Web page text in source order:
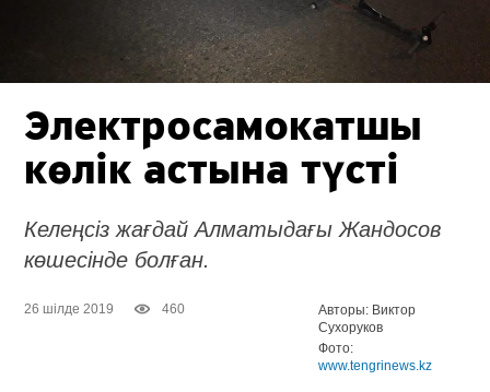
Электросамокатшы
көлік астына түсті
Келеңсіз жағдай Алматыдағы Жандосов
көшесінде болған.
26 шілде 2019 460
Авторы: Виктор
Сухоруков
Фото:
www.tengrinews.kz